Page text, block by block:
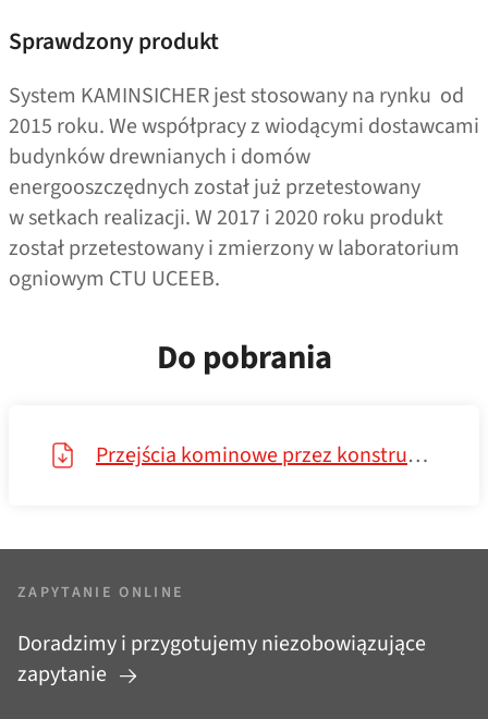
Sprawdzony produkt
System KAMINSICHER jest stosowany na rynku od
2015 roku. We współpracy z wiodącymi dostawcami
budynków drewnianych i domów
energooszczędnych został już przetestowany
w setkach realizacji. W 2017 i 2020 roku produkt
został przetestowany i zmierzony w laboratorium
ogniowym CTU UCEEB.
Do pobrania
Przejścia kominowe przez konstrukcję palną
ZAPYTANIE ONLINE
Doradzimy i przygotujemy niezobowiązujące
zapytanie